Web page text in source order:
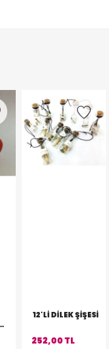
12'LI DILEK ŞIŞESI
252,00 TL